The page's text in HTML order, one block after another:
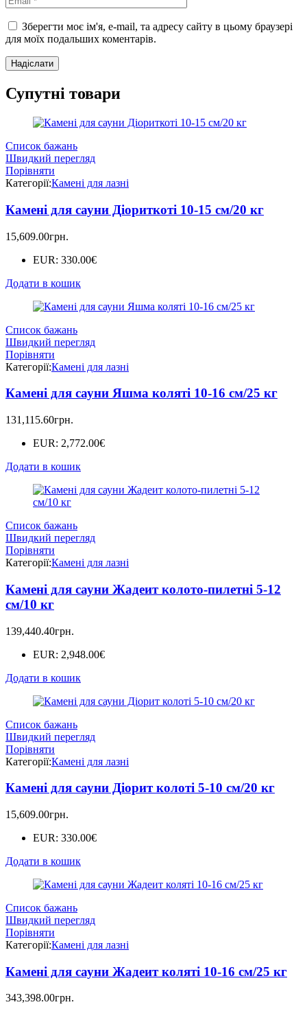
Зберегти моє ім'я, e-mail, та адресу сайту в цьому браузері
для моїх подальших коментарів.
Супутні товари
Список бажань
Швидкий перегляд
Порівняти
Категорії:Камені для лазні
Камені для сауни Діориткоті 10-15 см/20 кг
15,609.00грн.
EUR: 330.00€
Додати в кошик
Список бажань
Швидкий перегляд
Порівняти
Категорії:Камені для лазні
Камені для сауни Яшма коляті 10-16 см/25 кг
131,115.60грн.
EUR: 2,772.00€
Додати в кошик
Список бажань
Швидкий перегляд
Порівняти
Категорії:Камені для лазні
Камені для сауни Жадеит колото-пилетні 5-12
см/10 кг
139,440.40грн.
EUR: 2,948.00€
Додати в кошик
Список бажань
Швидкий перегляд
Порівняти
Категорії:Камені для лазні
Камені для сауни Діорит колоті 5-10 см/20 кг
15,609.00грн.
EUR: 330.00€
Додати в кошик
Список бажань
Швидкий перегляд
Порівняти
Категорії:Камені для лазні
Камені для сауни Жадеит коляті 10-16 см/25 кг
343,398.00грн.